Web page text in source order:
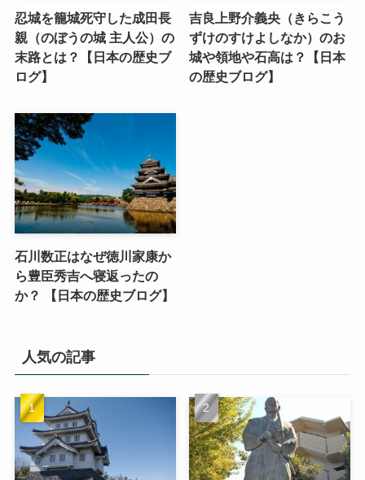
忍城を籠城死守した成田長
親（のぼうの城 主人公）の
末路とは？【日本の歴史ブ
ログ】
吉良上野介義央（きらこう
ずけのすけよしなか）のお
城や領地や石高は？【日本
の歴史ブログ】
石川数正はなぜ徳川家康か
ら豊臣秀吉へ寝返ったの
か？ 【日本の歴史ブログ】
人気の記事